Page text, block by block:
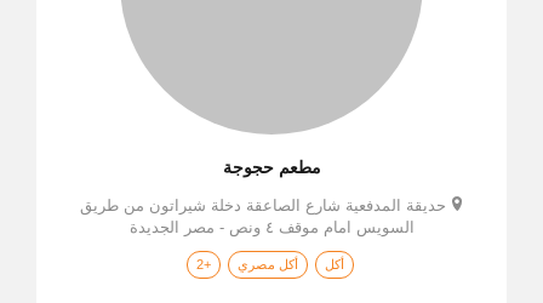
مطعم حجوجة
حديقة المدفعية شارع الصاعقة دخلة شيراتون من طريق
السويس امام موقف ٤ ونص - مصر الجديدة
أكل أكل مصري +2